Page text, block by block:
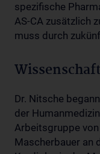
spezifische
AS-CA zusätzlich
muss durch
Dr. Nitsche
der
Arbeitsgruppe von
Mascherbauer an